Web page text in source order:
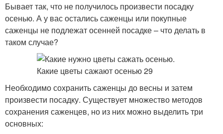
Бывает так, что не получилось произвести посадку
осенью. А у вас остались саженцы или покупные
саженцы не подлежат осенней посадке – что делать в
таком случае?
Необходимо сохранить саженцы до весны и затем
произвести посадку. Существует множество методов
сохранения саженцев, но из них можно выделить три
основных: